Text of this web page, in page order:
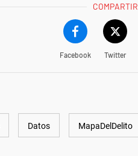
COMPARTIR
Facebook Twitter
Datos MapaDelDelito